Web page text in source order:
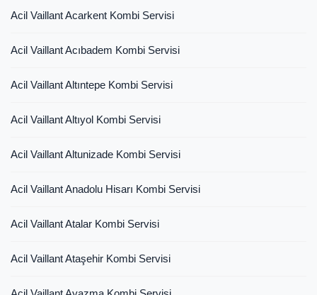
Acil Vaillant Acarkent Kombi Servisi
Acil Vaillant Acıbadem Kombi Servisi
Acil Vaillant Altıntepe Kombi Servisi
Acil Vaillant Altıyol Kombi Servisi
Acil Vaillant Altunizade Kombi Servisi
Acil Vaillant Anadolu Hisarı Kombi Servisi
Acil Vaillant Atalar Kombi Servisi
Acil Vaillant Ataşehir Kombi Servisi